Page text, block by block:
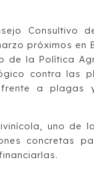
Consultivo
próximos
de la Política
contra las
a plagas
uno de
concretas